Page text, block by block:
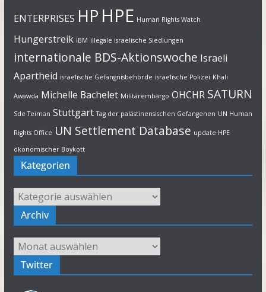
ENTERPRISES HP HPE Human Rights Watch
Hungerstreik IBM illegale israelische Siedlungen
internationale BDS-Aktionswoche Israeli
Apartheid israelische Gefängnisbehörde israelische Polizei Khali
Awawda Michelle Bachelet Militärembargo OHCHR SATURN
Sde Teiman Stuttgart Tag der palästinensischen Gefangenen UN Human
Rights Office UN Settlement Database update HPE
ökonomischer Boykott
Kategorien
Kategorien
Archiv
Archiv
Twitter